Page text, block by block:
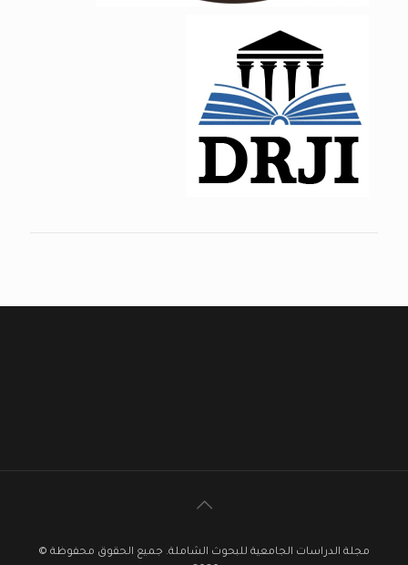
مجلة الدراسات الجامعية للبحوث الشاملة. جميع الحقوق محفوظة ©